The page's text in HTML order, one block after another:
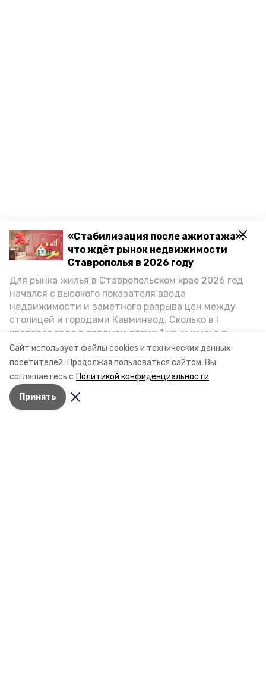
Сайт использует файлы cookies и технических данных
посетителей. Продолжая пользоваться сайтом, Вы
соглашаетесь с Политикой конфиденциальности
Принять
«Стабилизация после ажиотажа»:
что ждёт рынок недвижимости
Ставрополья в 2026 году
Для рынка жилья в Ставропольском крае 2026 год
начался с высокого показателя ввода
недвижимости и заметного разрыва цен между
столицей и городами Кавминвод. Сколько в I
квартале года в среднем стоит 1 кв. м жилья в
городах и округах региона, как изменился спрос на
первичку и вторичку, какова себестоимость
стройки собственного жилья в этом году и какие
прогнозы о стоимости квадратных метров дают
эксперты, выясняла корреспондент «Победы26».
Разделы